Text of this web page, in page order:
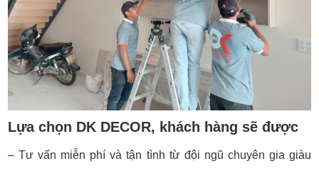
Lựa chọn DK DECOR, khách hàng sẽ được
– Tư vấn miễn phí và tận tình từ đội ngũ chuyên gia giàu